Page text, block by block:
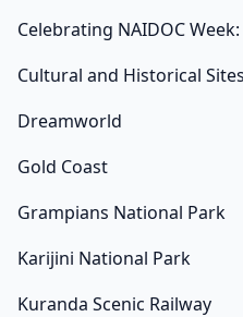
Celebrating NAIDOC
Cultural and Historical Sites
Dreamworld
Gold Coast
Grampians National Park
Karijini National Park
Kuranda Scenic Railway